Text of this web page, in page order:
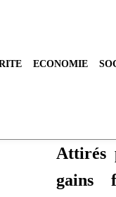
ECONOMIE
Attirés
gains